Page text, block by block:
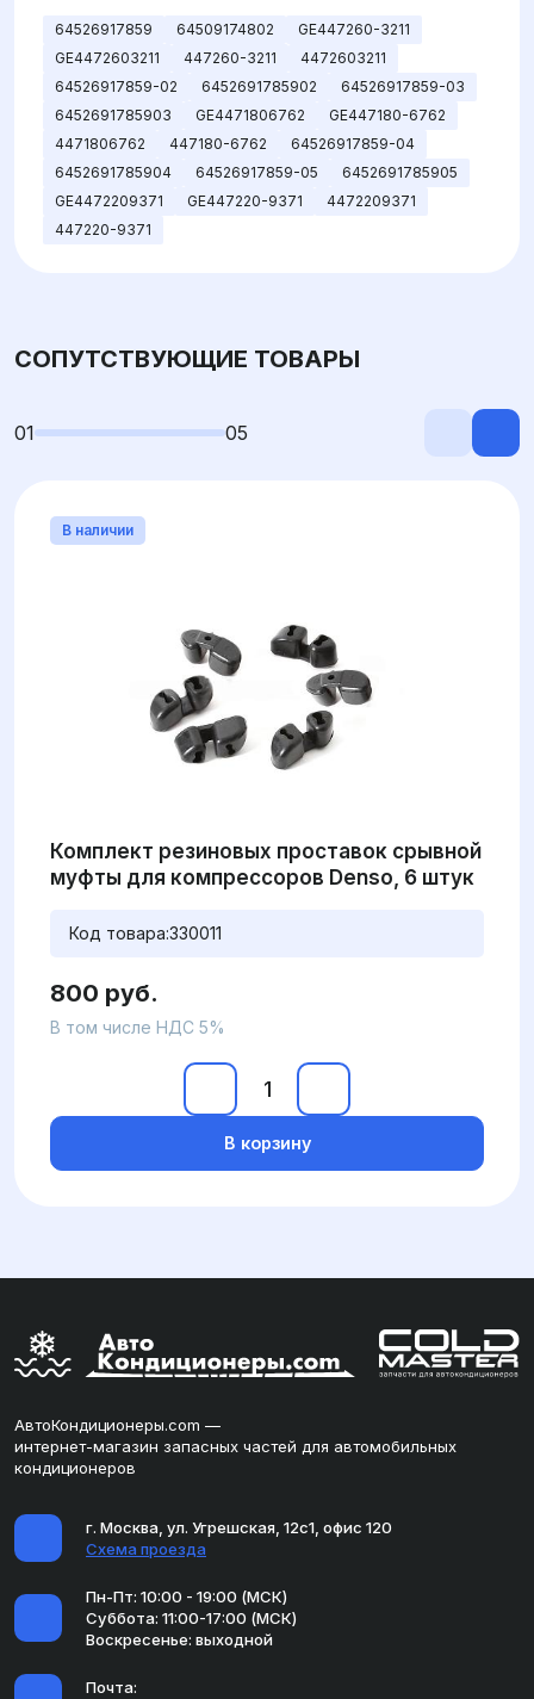
64526917859 64509174802
GE447260-3211
GE4472603211
447260-3211
4472603211
64526917859-02
6452691785902
64526917859-03
6452691785903
GE4471806762
GE447180-6762
4471806762
447180-6762
64526917859-04
6452691785904
64526917859-05
6452691785905
GE4472209371
GE447220-9371
4472209371
447220-9371
СОПУТСТВУЮЩИЕ ТОВАРЫ
01 05
В наличии
Комплект резиновых проставок срывной
муфты для компрессоров Denso, 6 штук
Код товара:330011
800 руб.
В том числе НДС 5%
В корзину
АвтоКондиционеры.com —
интернет-магазин запасных частей для автомобильных
кондиционеров
г. Москва, ул. Угрешская, 12с1, офис 120
Схема проезда
Пн-Пт: 10:00 - 19:00 (МСК)
Суббота: 11:00-17:00 (МСК)
Воскресенье: выходной
Почта: